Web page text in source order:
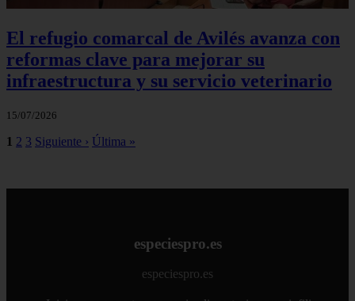
El refugio comarcal de Avilés avanza con
reformas clave para mejorar su
infraestructura y su servicio veterinario
15/07/2026
1 2 3 Siguiente › Última »
especiespro.es
especiespro.es